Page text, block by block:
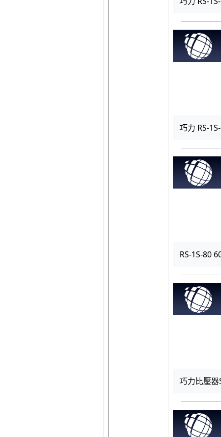
巧力 RS-
RS-1S-80
巧力比壓